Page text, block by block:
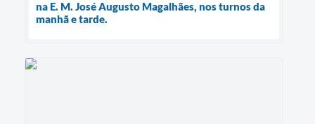
na E. M. José Augusto Magalhães, nos turnos da
manhã e tarde.